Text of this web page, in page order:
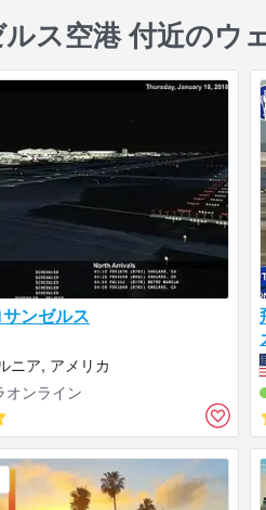
ス空港 付近のウ
ンゼルス
ニア, アメリカ
オンライン